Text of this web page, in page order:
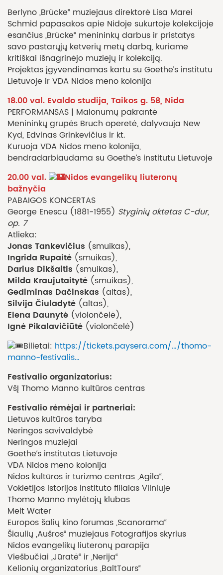
Berlyno „Brücke“ muziejaus direktorė Lisa Marei
Schmid papasakos apie Nidoje sukurtoje kolekcijoje
esančius „Brücke“ menininkų darbus ir pristatys
savo pastarųjų ketverių metų darbą, kuriame
kritiškai išnagrinėjo muziejų ir kolekciją.
Projektas įgyvendinamas kartu su Goethe’s institutu
Lietuvoje ir VDA Nidos meno kolonija
18.00 val. Evaldo studija, Taikos g. 58, Nida
PERFORMANSAS | Malonumų pakrantė
Menininkų grupės Bruch operetė, dalyvauja New
Kyd, Edvinas Grinkevičius ir kt.
Kuruoja VDA Nidos meno kolonija,
bendradarbiaudama su Goethe’s institutu Lietuvoje
20.00 val.
Nidos evangelikų liuteronų
bažnyčia
PABAIGOS KONCERTAS
George Enescu (1881-1955) Styginių oktetas C-dur,
op. 7
Atlieka:
Jonas Tankevičius (smuikas),
Ingrida Rupaitė (smuikas),
Darius Dikšaitis (smuikas),
Milda Kraujutaitytė (smuikas),
Gediminas Dačinskas (altas),
Silvija Čiuladytė (altas),
Elena Daunytė (violončelė),
Ignė Pikalavičiūtė (violončelė)
Bilietai: https://tickets.paysera.com/…/thomo-
manno-festivalis…
Festivalio organizatorius:
VšĮ Thomo Manno kultūros centras
Festivalio rėmėjai ir partneriai:
Lietuvos kultūros taryba
Neringos savivaldybė
Neringos muziejai
Goethe‘s institutas Lietuvoje
VDA Nidos meno kolonija
Nidos kultūros ir turizmo centras „Agila“,
Vokietijos istorijos instituto filialas Vilniuje
Thomo Manno mylėtojų klubas
Melt Water
Europos šalių kino forumas „Scanorama“
Šiaulių „Aušros“ muziejaus Fotografijos skyrius
Nidos evangelikų liuteronų parapija
Viešbučiai „Jūratė“ ir „Nerija“
Kelionių organizatorius „BaltTours“